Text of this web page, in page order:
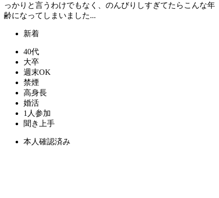
っかりと言うわけでもなく、のんびりしすぎてたらこんな年
齢になってしまいました ...
新着
40代
大卒
週末OK
禁煙
高身長
婚活
1人参加
聞き上手
本人確認済み